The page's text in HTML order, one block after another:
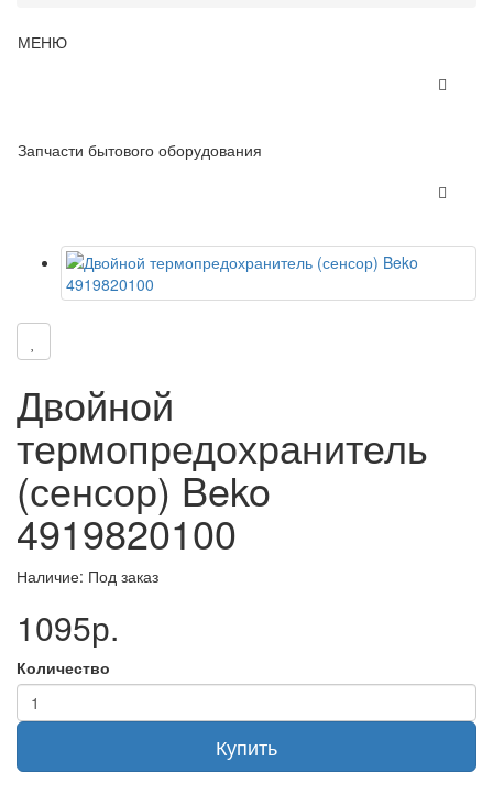
МЕНЮ
Запчасти бытового оборудования
Двойной
термопредохранитель
(сенсор) Beko
4919820100
Наличие: Под заказ
1095р.
Количество
Купить